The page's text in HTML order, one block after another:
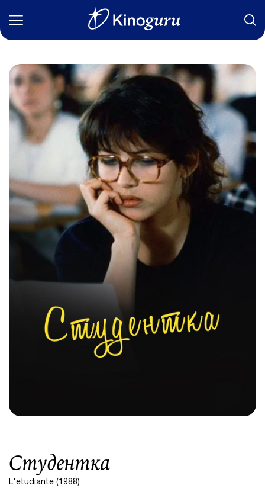
Фильмы
Статьи
Сериалы
Новости
Подборки
Рецензии
О нас
Авторы
Студентка
L'etudiante (1988)